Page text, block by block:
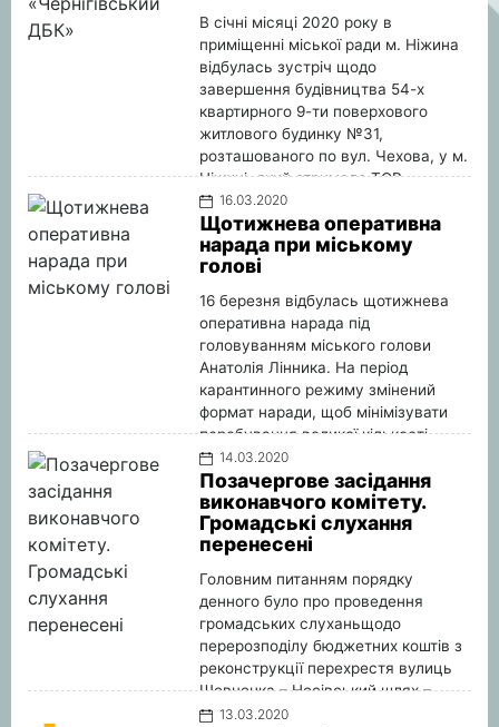
В січні місяці 2020 року в
приміщенні міської ради м. Ніжина
відбулась зустріч щодо
завершення будівництва 54-х
квартирного 9-ти поверхового
житлового будинку №31,
розташованого по вул. Чехова, у м.
Ніжині, який отримало ТОВ
«Чернігівський ДБК» в результаті
ліквідації ПАТ «БК «Домобудівник»».
Детальніше
16.03.2020
Щотижнева оперативна
нарада при міському
голові
16 березня відбулась щотижнева
оперативна нарада під
головуванням міського голови
Анатолія Лінника. На період
карантинного режиму змінений
формат наради, щоб мінімізувати
перебування великої кількості
людей.
Детальніше
14.03.2020
Позачергове засідання
виконавчого комітету.
Громадські слухання
перенесені
Головним питанням порядку
денного було про проведення
громадських слуханьщодо
перерозподілу бюджетних коштів з
реконструкції перехрестя вулиць
Шевченка – Носівський шлях –
Урожайна на розробку та побудову
13.03.2020